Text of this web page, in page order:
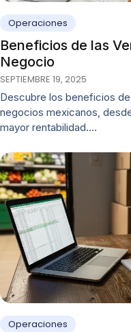
Operaciones
Beneficios de las
Negocio
SEPTIEMBRE 19, 2025
Descubre los beneficios
negocios mexicanos,
mayor rentabilidad.…
Operaciones